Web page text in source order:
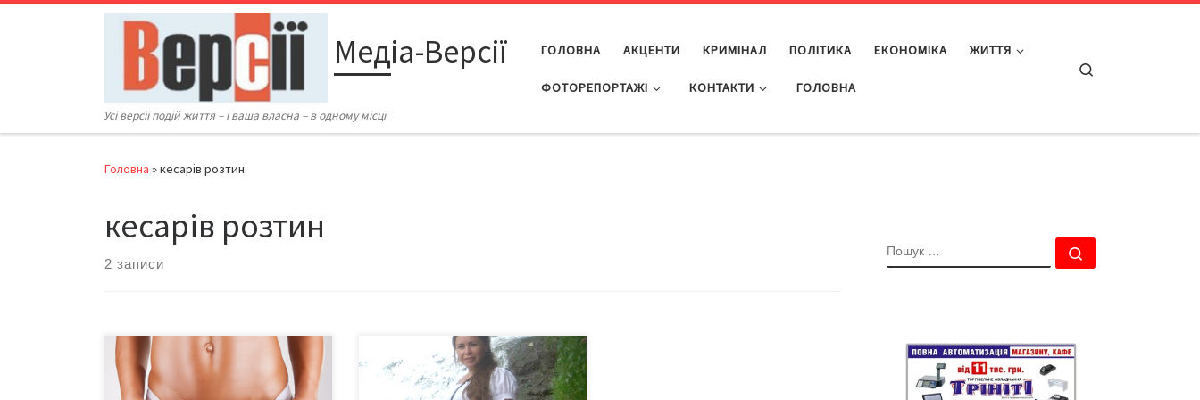
Перейти до вмісту
Медіа-Версії
Усі версії подій життя – і ваша власна – в одному місці
ГОЛОВНА АКЦЕНТИ КРИМІНАЛ ПОЛІТИКА ЕКОНОМІКА ЖИТТЯ
ФОТОРЕПОРТАЖІ КОНТАКТИ ГОЛОВНА
Головна »кесарів розтин
кесарів розтин
2 записи
Ізраїльські лікарі провели перші
успішні операції кесаревого
розтину за новою методикою. Як
Звичайний кесарів розтин для
родини Кавчуків перетворився на
трагедію. Під час операції у 39-
ПОШУК